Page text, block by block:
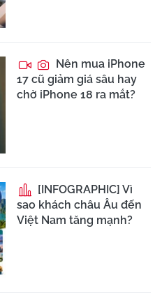
Nên mua iPhone
17 cũ giảm giá sâu hay
chờ iPhone 18 ra mắt?
[INFOGRAPHIC] Vì
sao khách châu Âu đến
Việt Nam tăng mạnh?